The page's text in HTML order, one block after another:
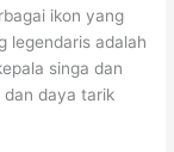
ikon yang
legendaris adalah
singa dan
dan daya tarik